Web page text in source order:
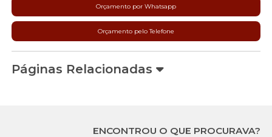
Orçamento por Whatsapp
Orçamento pelo Telefone
Páginas Relacionadas
ENCONTROU O QUE PROCURAVA?